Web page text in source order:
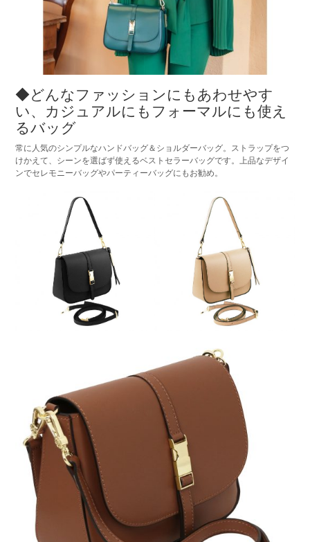
◆どんなファッションにもあわせやす
い、カジュアルにもフォーマルにも使え
るバッグ
常に人気のシンプルなハンドバッグ＆ショルダーバッグ。ストラップをつ
けかえて、シーンを選ばず使えるベストセラーバッグです。上品なデザイ
ンでセレモニーバッグやパーティーバッグにもお勧め。